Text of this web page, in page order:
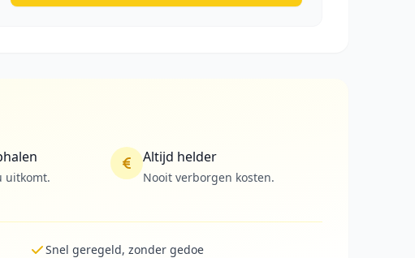
uitkomt.
Altijd helder
Nooit verborgen kosten.
Snel geregeld, zonder gedoe